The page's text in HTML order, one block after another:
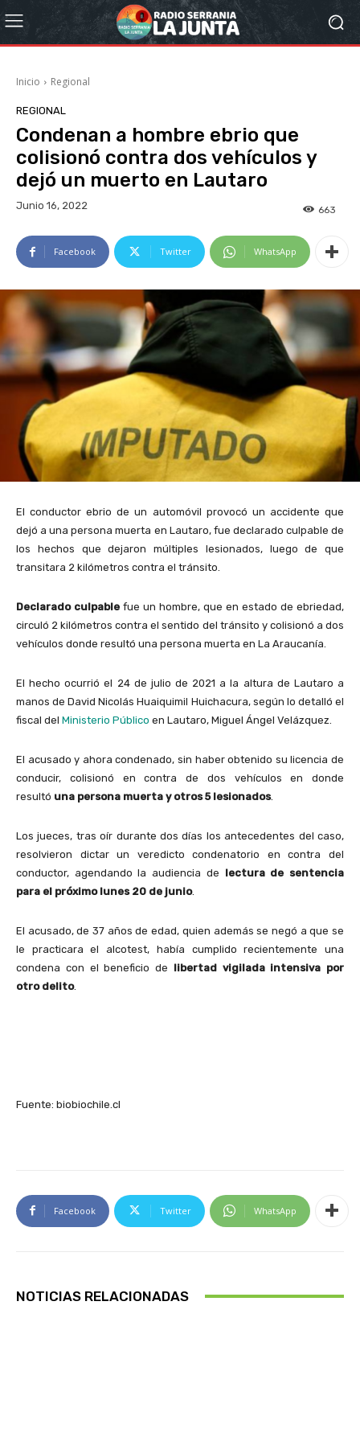
Inicio Regional
REGIONAL
Condenan a hombre ebrio que
colisionó contra dos vehículos y
dejó un muerto en Lautaro
Junio 16, 2022 663
Facebook Twitter WhatsApp
El conductor ebrio de un automóvil provocó un accidente que
dejó a una persona muerta en Lautaro, fue declarado culpable de
los hechos que dejaron múltiples lesionados, luego de que
transitara 2 kilómetros contra el tránsito.
Declarado culpable fue un hombre, que en estado de ebriedad,
circuló 2 kilómetros contra el sentido del tránsito y colisionó a dos
vehículos donde resultó una persona muerta en La Araucanía.
El hecho ocurrió el 24 de julio de 2021 a la altura de Lautaro a
manos de David Nicolás Huaiquimil Huichacura, según lo detalló el
fiscal del Ministerio Público en Lautaro, Miguel Ángel Velázquez.
El acusado y ahora condenado, sin haber obtenido su licencia de
conducir, colisionó en contra de dos vehículos en donde
resultó una persona muerta y otros 5 lesionados.
Los jueces, tras oír durante dos días los antecedentes del caso,
resolvieron dictar un veredicto condenatorio en contra del
conductor, agendando la audiencia de lectura de sentencia
para el próximo lunes 20 de junio.
El acusado, de 37 años de edad, quien además se negó a que se
le practicara el alcotest, había cumplido recientemente una
condena con el beneficio de libertad vigilada intensiva por
otro delito.
Fuente: biobiochile.cl
Facebook Twitter WhatsApp
NOTICIAS RELACIONADAS